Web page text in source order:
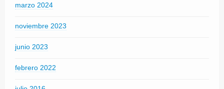
marzo 2024
noviembre 2023
junio 2023
febrero 2022